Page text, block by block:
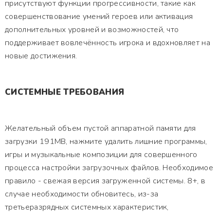
присутствуют функции прогрессивности, такие как
совершенствование умений героев или активация
дополнительных уровней и возможностей, что
поддерживает вовлечённость игрока и вдохновляет на
новые достижения.
СИСТЕМНЫЕ ТРЕБОВАНИЯ
Желательный объем пустой аппаратной памяти для
загрузки 191MB, нажмите удалить лишние программы,
игры и музыкальные композиции для совершенного
процесса настройки загрузочных файлов. Необходимое
правило - свежая версия загруженной системы. 8+, в
случае необходимости обновитесь, из-за
третьеразрядных системных характеристик,